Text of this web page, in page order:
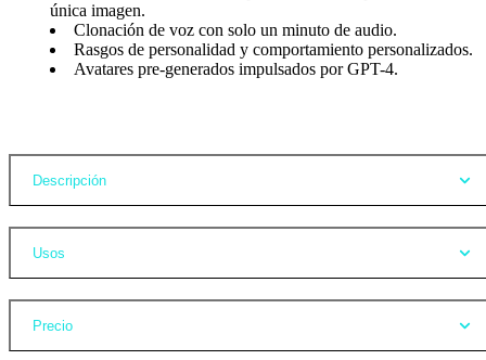
única imagen.
Clonación de voz con solo un minuto de audio.
Rasgos de personalidad y comportamiento personalizados.
Avatares pre-generados impulsados por GPT-4.
Descripción
Usos
Precio